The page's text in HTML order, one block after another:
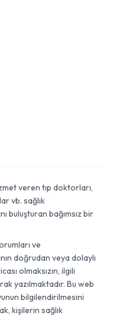
veren tıp doktorları,
vb. sağlık
buluşturan bağımsız bir
ve
doğrudan veya dolaylı
olmaksızın, ilgili
yazılmaktadır. Bu web
bilgilendirilmesini
kişilerin sağlık